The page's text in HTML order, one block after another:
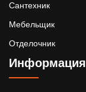
Сантехник
Мебельщик
Отделочник
Информация